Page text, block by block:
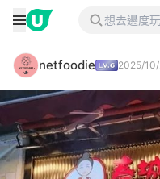
netfoodie 2025/